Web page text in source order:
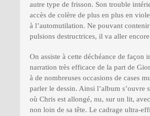
autre type de frisson. Son trouble
accès de colère de plus en plus en
à l’automutilation. Ne pouvant contenir
pulsions destructrices, il va aller
On assiste à cette déchéance de façon
narration très efficace de la part de
à de nombreuses occasions de cases
parler le dessin. Ainsi l’album s’ouvre
où Chris est allongé, nu, sur un lit,
non loin de sa tête. Le cadrage ultra-